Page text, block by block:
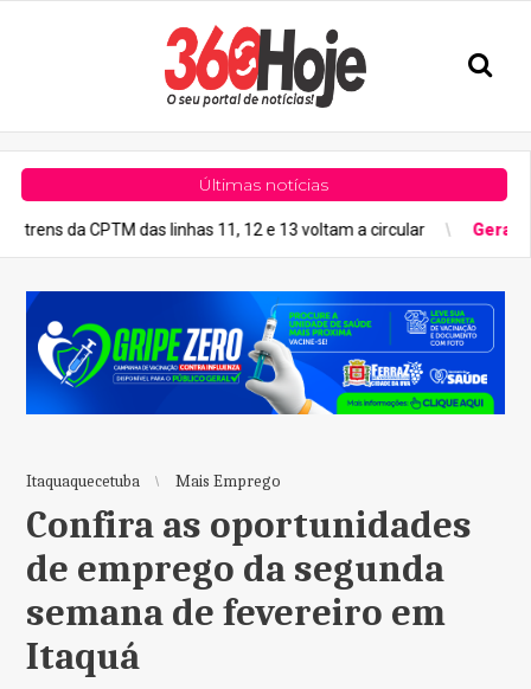
Últimas notícias
CPTM das linhas 11, 12 e 13 voltam a circular Geral Previsão
Itaquaquecetuba Mais Emprego
Confira as oportunidades
de emprego da segunda
semana de fevereiro em
Itaquá